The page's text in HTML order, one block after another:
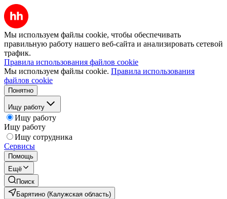
Мы используем файлы cookie, чтобы обеспечивать
правильную работу нашего веб-сайта и анализировать сетевой
трафик.
Правила использования файлов cookie
Мы используем файлы cookie. Правила использования
файлов cookie
Понятно
Ищу работу
Ищу работу
Ищу работу
Ищу сотрудника
Сервисы
Помощь
Ещё
Поиск
Барятино (Калужская область)